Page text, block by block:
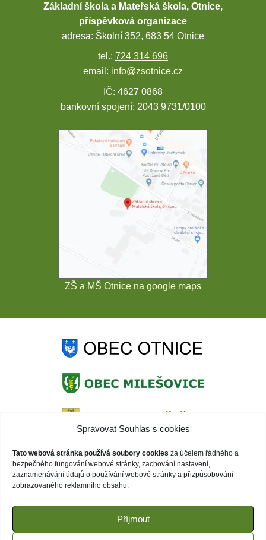
Spravovat Souhlas s cookies
Tato webová stránka používá soubory cookies za účelem řádného a
bezpečného fungování webové stránky, zachování nastavení,
zaznamenávání údajů o používání webové stránky a přizpůsobování
zobrazovaného reklamního obsahu.
Příjmout
Základní škola a Mateřská škola, Otnice,
příspěvková organizace
adresa: Školní 352, 683 54 Otnice
tel.: 724 314 696
email: info@zsotnice.cz
IČ: 4627 0868
bankovní spojení: 2043 9731/0100
ZŠ a MŠ Otnice na google maps